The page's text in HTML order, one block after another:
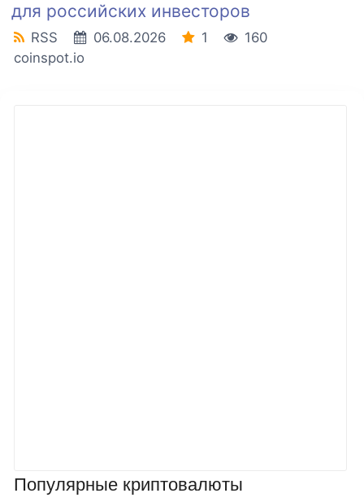
Популярные криптовалюты
для российских инвесторов
RSS 06.08.2026 1
160
coinspot.io